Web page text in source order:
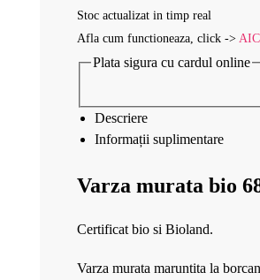
Stoc actualizat in timp real
Afla cum functioneaza, click ->
Plata sigura cu cardul online
Descriere
Informații suplimentare
Varza murata bio
Certificat bio si Bioland.
Varza murata maruntita la